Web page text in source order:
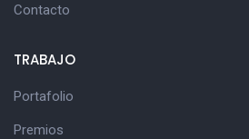
Contacto
TRABAJO
Portafolio
Premios